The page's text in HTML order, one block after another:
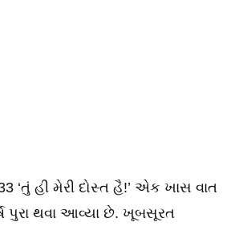
‘તું હી મેરી દોસ્ત હૈ!’ એક ખાસ વાત
પુરા થવા આવ્યા છે. ખૂબસૂરત